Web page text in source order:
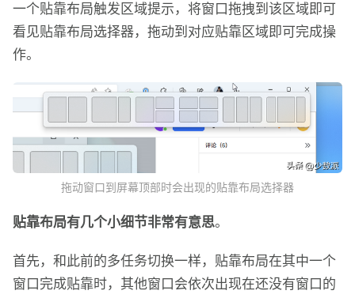
一个贴靠布局触发区域提示，将窗口拖拽到该区域即可
看见贴靠布局选择器，拖动到对应贴靠区域即可完成操
作。
拖动窗口到屏幕顶部时会出现的贴靠布局选择器
贴靠布局有几个小细节非常有意思。
首先，和此前的多任务切换一样，贴靠布局在其中一个
窗口完成贴靠时，其他窗口会依次出现在还没有窗口的